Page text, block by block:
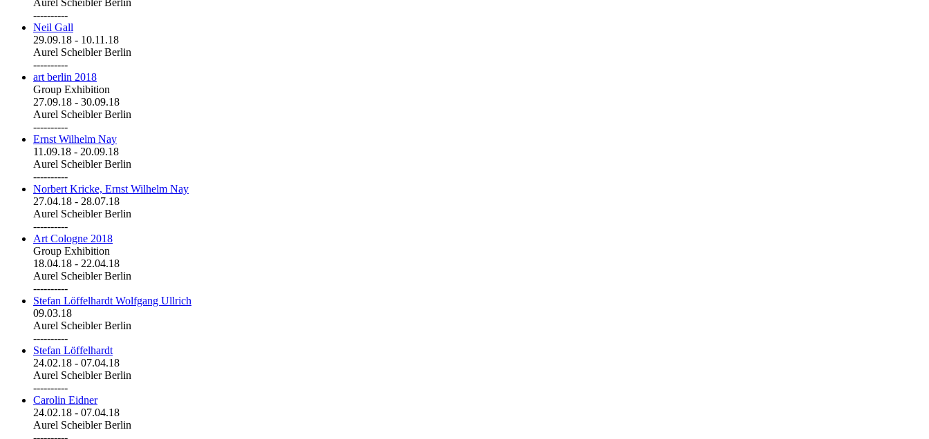
----------
Neil Gall
29.09.18 - 10.11.18
Aurel Scheibler Berlin
----------
art berlin 2018
Group Exhibition
27.09.18 - 30.09.18
Aurel Scheibler Berlin
----------
Ernst Wilhelm Nay
11.09.18 - 20.09.18
Aurel Scheibler Berlin
----------
Norbert Kricke, Ernst Wilhelm Nay
27.04.18 - 28.07.18
Aurel Scheibler Berlin
----------
Art Cologne 2018
Group Exhibition
18.04.18 - 22.04.18
Aurel Scheibler Berlin
----------
Stefan Löffelhardt Wolfgang Ullrich
09.03.18
Aurel Scheibler Berlin
----------
Stefan Löffelhardt
24.02.18 - 07.04.18
Aurel Scheibler Berlin
----------
Carolin Eidner
24.02.18 - 07.04.18
Aurel Scheibler Berlin